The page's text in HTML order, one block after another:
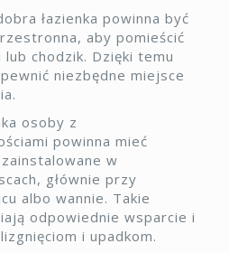
łazienka powinna być
aby pomieścić
chodzik. Dzięki temu
niezbędne miejsce
osoby z
powinna mieć
w
głównie przy
albo wannie. Takie
odpowiednie wsparcie i
i upadkom.